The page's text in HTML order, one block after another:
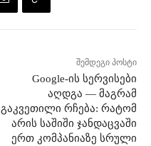
შემდეგი პოსტი
Google-ის სერვისები
აღდგა — მაგრამ
გაკვეთილი რჩება: რატომ
არის საშიში ჯანდაცვაში
ერთ კომპანიაზე სრული